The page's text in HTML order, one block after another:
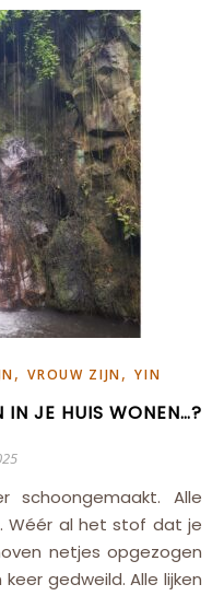
,VROUW ZIJN,YIN
JE HUIS WONEN…?
Wéér al het stof dat je
netjes opgezogen
gedweild. Alle lijken